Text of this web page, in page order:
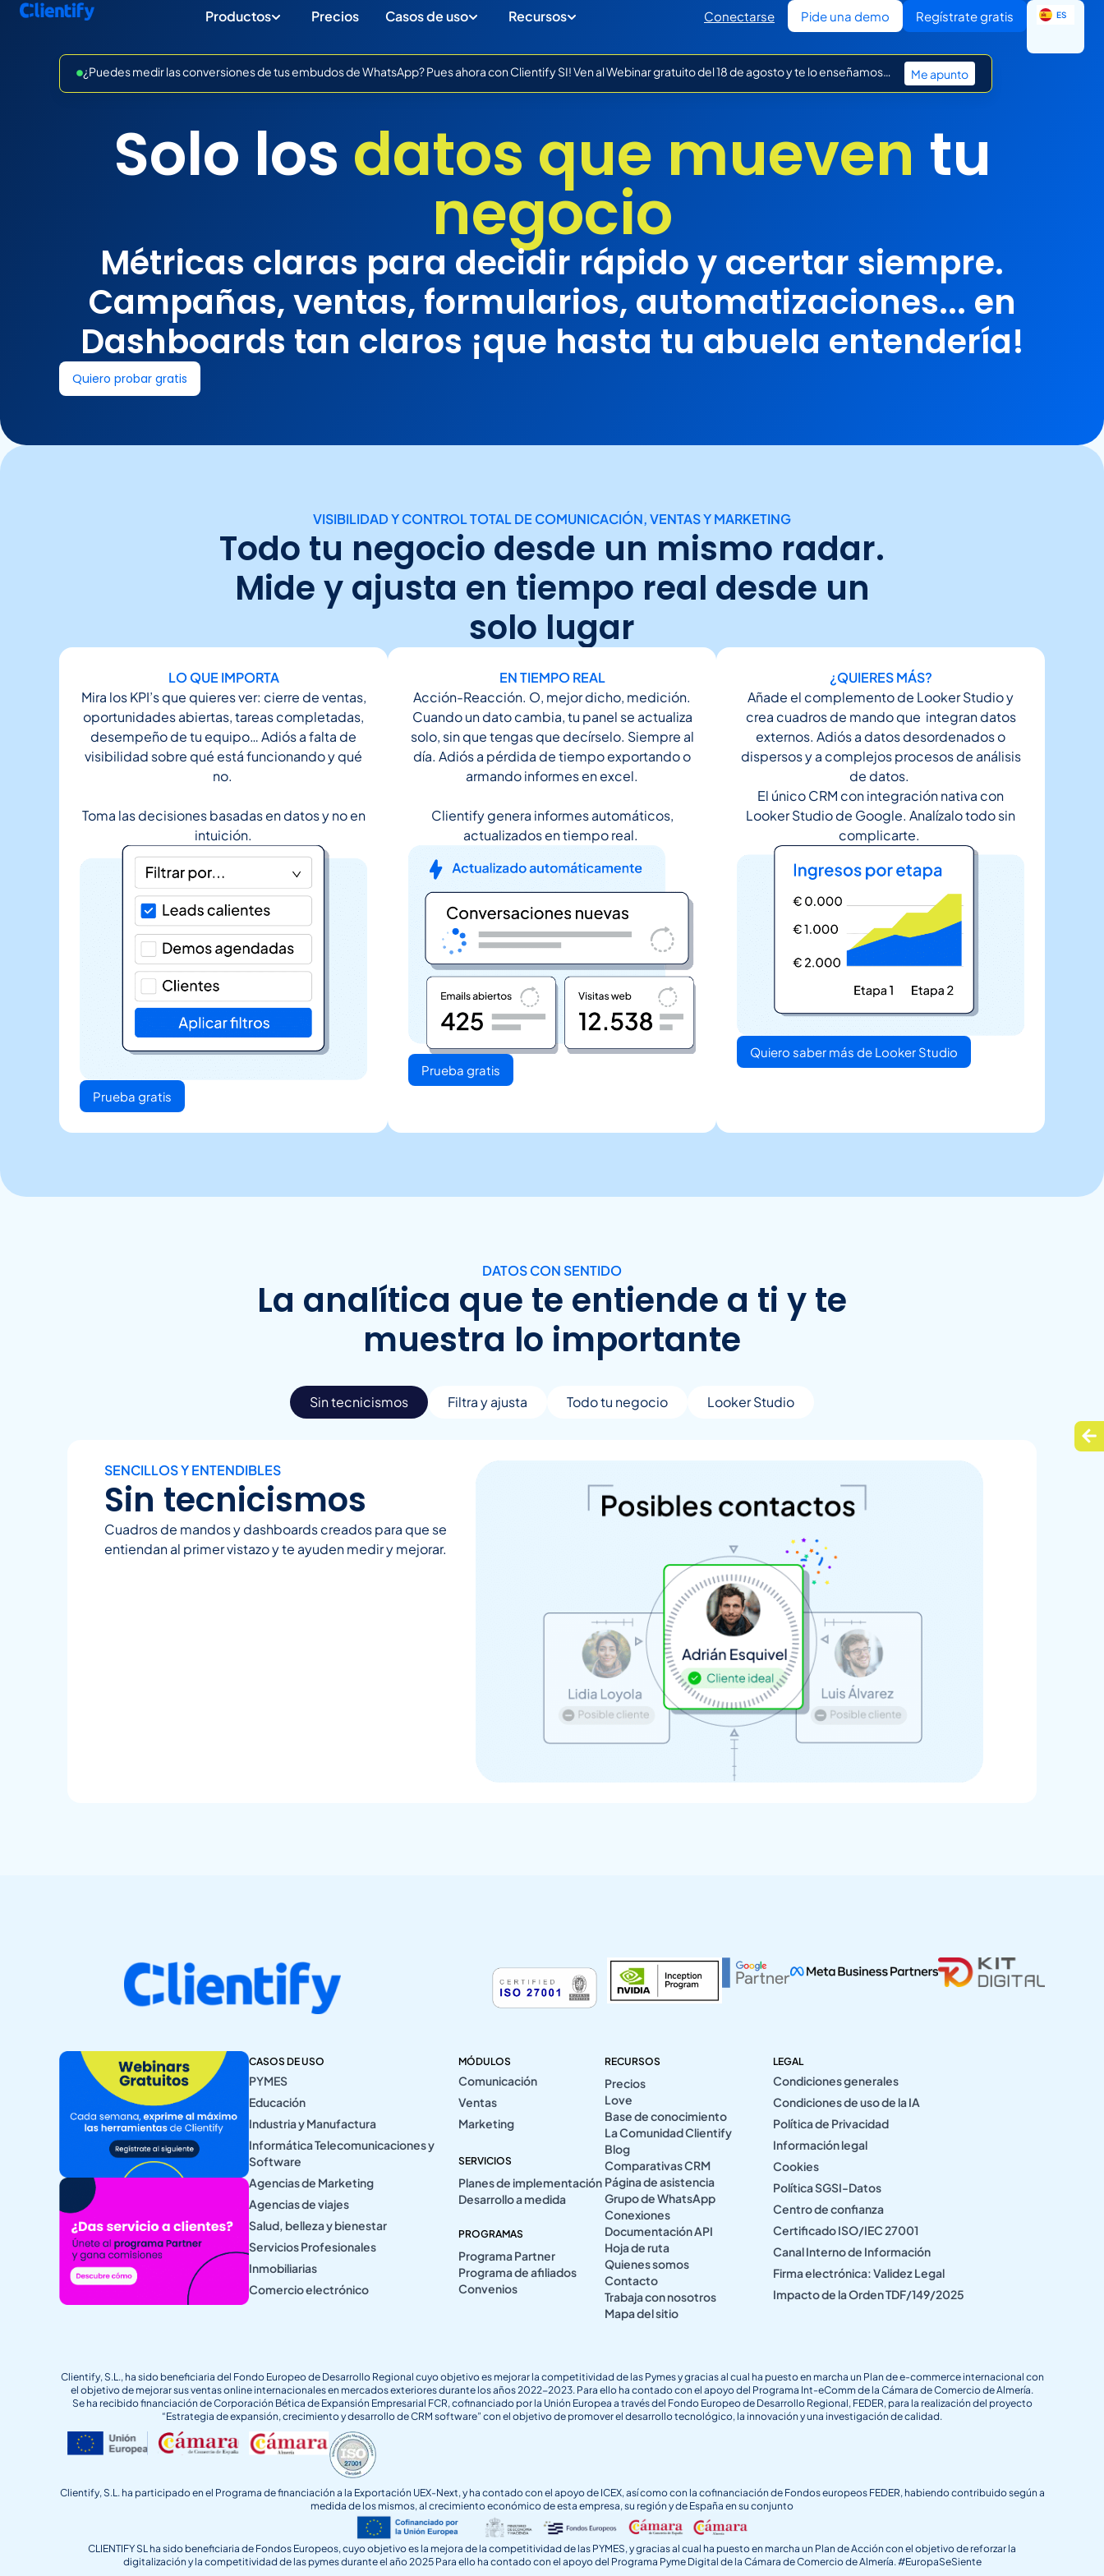
Productos Precios Casos de uso Recursos Conectarse Pide una demo Regístrate gratis ES
IT
¿Puedes medir las conversiones de tus embudos de WhatsApp? Pues ahora con Clientify SI! Ven al Webinar gratuito del 18 de agosto y te lo enseñamos… Me apunto
Solo los datos que mueven tu
negocio
Métricas claras para decidir rápido y acertar siempre.
Campañas, ventas, formularios, automatizaciones... en
Dashboards tan claros ¡que hasta tu abuela entendería!
Quiero probar gratis
VISIBILIDAD Y CONTROL TOTAL DE COMUNICACIÓN, VENTAS Y MARKETING
Todo tu negocio desde un mismo radar.
Mide y ajusta en tiempo real desde un
solo lugar
LO QUE IMPORTA
Mira los KPI’s que quieres ver: cierre de ventas,
oportunidades abiertas, tareas completadas,
desempeño de tu equipo… Adiós a falta de
visibilidad sobre qué está funcionando y qué
no.
Toma las decisiones basadas en datos y no en
intuición.
Prueba gratis
EN TIEMPO REAL
Acción-Reacción. O, mejor dicho, medición.
Cuando un dato cambia, tu panel se actualiza
solo, sin que tengas que decírselo. Siempre al
día. Adiós a pérdida de tiempo exportando o
armando informes en excel.
Clientify genera informes automáticos,
actualizados en tiempo real.
Prueba gratis
¿QUIERES MÁS?
Añade el complemento de Looker Studio y
crea cuadros de mando que integran datos
externos. Adiós a datos desordenados o
dispersos y a complejos procesos de análisis
de datos.
El único CRM con integración nativa con
Looker Studio de Google. Analízalo todo sin
complicarte.
Quiero saber más de Looker Studio
DATOS CON SENTIDO
La analítica que te entiende a ti y te
muestra lo importante
Sin tecnicismos Filtra y ajusta Todo tu negocio Looker Studio
SENCILLOS Y ENTENDIBLES
Sin tecnicismos
Cuadros de mandos y dashboards creados para que se
entiendan al primer vistazo y te ayuden medir y mejorar.
CASOS DE USO
PYMES
Educación
Industria y Manufactura
Informática Telecomunicaciones y
Software
Agencias de Marketing
Agencias de viajes
Salud, belleza y bienestar
Servicios Profesionales
Inmobiliarias
Comercio electrónico
MÓDULOS
Comunicación
Ventas
Marketing
SERVICIOS
Planes de implementación
Desarrollo a medida
PROGRAMAS
Programa Partner
Programa de afiliados
Convenios
RECURSOS
Precios
Love
Base de conocimiento
La Comunidad Clientify
Blog
Comparativas CRM
Página de asistencia
Grupo de WhatsApp
Conexiones
Documentación API
Hoja de ruta
Quienes somos
Contacto
Trabaja con nosotros
Mapa del sitio
LEGAL
Condiciones generales
Condiciones de uso de la IA
Política de Privacidad
Información legal
Cookies
Política SGSI-Datos
Centro de confianza
Certificado ISO/IEC 27001
Canal Interno de Información
Firma electrónica: Validez Legal
Impacto de la Orden TDF/149/2025
Clientify, S.L., ha sido beneficiaria del Fondo Europeo de Desarrollo Regional cuyo objetivo es mejorar la competitividad de las Pymes y gracias al cual ha puesto en marcha un Plan de e-commerce internacional con
el objetivo de mejorar sus ventas online internacionales en mercados exteriores durante los años 2022-2023. Para ello ha contado con el apoyo del Programa Int-eComm de la Cámara de Comercio de Almería.
Se ha recibido financiación de Corporación Bética de Expansión Empresarial FCR, cofinanciado por la Unión Europea a través del Fondo Europeo de Desarrollo Regional, FEDER, para la realización del proyecto
“Estrategia de expansión, crecimiento y desarrollo de CRM software” con el objetivo de promover el desarrollo tecnológico, la innovación y una investigación de calidad.
Clientify, S.L. ha participado en el Programa de financiación a la Exportación UEX-Next, y ha contado con el apoyo de ICEX, así como con la cofinanciación de Fondos europeos FEDER, habiendo contribuido según a
medida de los mismos, al crecimiento económico de esta empresa, su región y de España en su conjunto
CLIENTIFY SL ha sido beneficiaria de Fondos Europeos, cuyo objetivo es la mejora de la competitividad de las PYMES, y gracias al cual ha puesto en marcha un Plan de Acción con el objetivo de reforzar la
digitalización y la competitividad de las pymes durante el año 2025 Para ello ha contado con el apoyo del Programa Pyme Digital de la Cámara de Comercio de Almería. #EuropaSeSiente